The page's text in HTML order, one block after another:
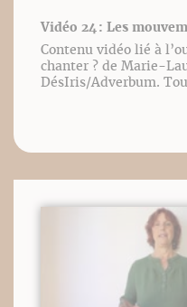
Vidéo 24 : Les
Contenu vidéo lié à
chanter ? de Marie-
DésIris/Adverbum.